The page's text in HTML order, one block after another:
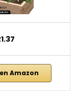
Amazon